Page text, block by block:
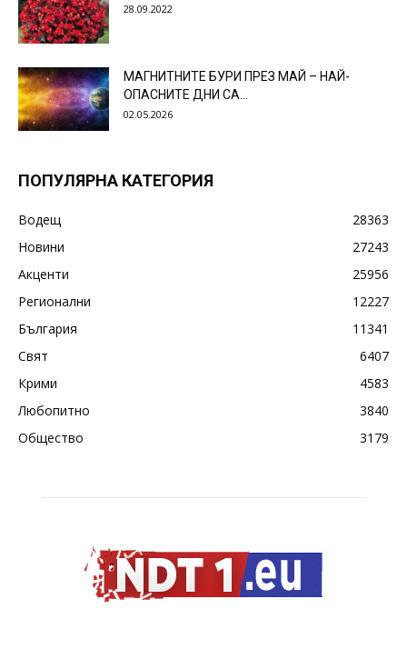
28.09.2022
МАГНИТНИТЕ БУРИ ПРЕЗ МАЙ – НАЙ-
ОПАСНИТЕ ДНИ СА…
02.05.2026
ПОПУЛЯРНА КАТЕГОРИЯ
Водещ
28363
Новини
27243
Акценти
25956
Регионални
12227
България
11341
Свят
6407
Крими
4583
Любопитно
3840
Общество
3179